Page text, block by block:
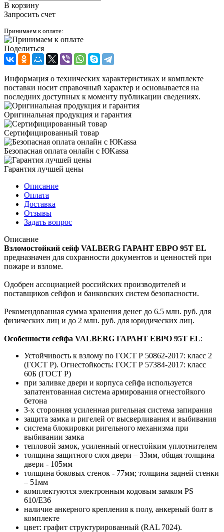
В корзину
Запросить счет
Принимаем к оплате:
Поделиться
Информация о технических характеристиках и комплекте
поставки носит справочный характер и основывается на
последних доступных к моменту публикации сведениях.
Оригинальная продукция и гарантия
Сертифицированный товар
Безопасная оплата онлайн с ЮKassa
Гарантия лучшей цены
Описание
Оплата
Доставка
Отзывы
Задать вопрос
Описание
Взломостойкий сейф VALBERG ГАРАНТ ЕВРО 95Т EL
предназначен для сохранности документов и ценностей при
пожаре и взломе.
Одобрен ассоциацией российских производителей и
поставщиков сейфов и банковских систем безопасности.
Рекомендованная сумма хранения денег до 6.5 млн. руб. для
физических лиц и до 2 млн. руб. для юридических лиц.
Особенности сейфа VALBERG ГАРАНТ ЕВРО 95Т EL:
Устойчивость к взлому по ГОСТ Р 50862-2017: класс 2
(ГОСТ Р). Огнестойкость: ГОСТ Р 57384-2017: класс
60Б (ГОСТ Р)
при заливке двери и корпуса сейфа используется
запатентованная система армирования огнестойкого
бетона
3-х сторонняя усиленная ригельная система запирания
защита замка и ригелей от высверливания и выбивания
система блокировки ригельного механизма при
выбивании замка
тепловой замок, усиленный огнестойким уплотнителем
толщина защитного слоя двери – 33мм, общая толщина
двери - 105мм
толщина боковых стенок - 77мм; толщина задней стенки
– 51мм
комплектуются электронным кодовым замком PS
610/E36
наличие анкерного крепления к полу, анкерный болт в
комплекте
цвет: графит структурированный (RAL 7024).